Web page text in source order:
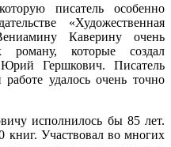
писатель особенно
«Художественная
Каверину очень
роману, которые создал
Гершкович. Писатель
удалось очень точно
исполнилось бы 85 лет.
книг. Участвовал во многих